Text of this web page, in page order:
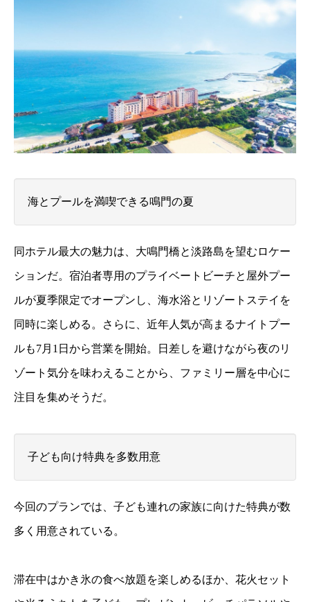
海とプールを満喫できる鳴門の夏
同ホテル最大の魅力は、大鳴門橋と淡路島を望むロケー
ションだ。宿泊者専用のプライベートビーチと屋外プー
ルが夏季限定でオープンし、海水浴とリゾートステイを
同時に楽しめる。さらに、近年人気が高まるナイトプー
ルも7月1日から営業を開始。日差しを避けながら夜のリ
ゾート気分を味わえることから、ファミリー層を中心に
注目を集めそうだ。
子ども向け特典を多数用意
今回のプランでは、子ども連れの家族に向けた特典が数
多く用意されている。
滞在中はかき氷の食べ放題を楽しめるほか、花火セット